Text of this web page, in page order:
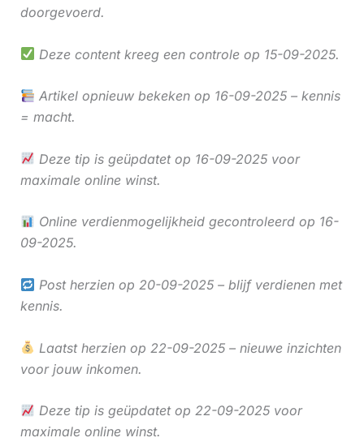
doorgevoerd.
Deze content kreeg een controle op 15-09-2025.
Artikel opnieuw bekeken op 16-09-2025 – kennis
= macht.
Deze tip is geüpdatet op 16-09-2025 voor
maximale online winst.
Online verdienmogelijkheid gecontroleerd op 16-
09-2025.
Post herzien op 20-09-2025 – blijf verdienen met
kennis.
Laatst herzien op 22-09-2025 – nieuwe inzichten
voor jouw inkomen.
Deze tip is geüpdatet op 22-09-2025 voor
maximale online winst.